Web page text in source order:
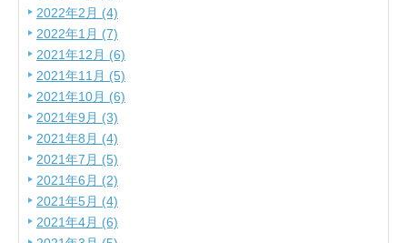
2022年2月 (4)
2022年1月 (7)
2021年12月 (6)
2021年11月 (5)
2021年10月 (6)
2021年9月 (3)
2021年8月 (4)
2021年7月 (5)
2021年6月 (2)
2021年5月 (4)
2021年4月 (6)